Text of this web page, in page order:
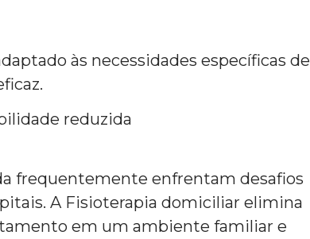
às necessidades específicas de
reduzida
frequentemente enfrentam desafios
A Fisioterapia domiciliar elimina
em um ambiente familiar e